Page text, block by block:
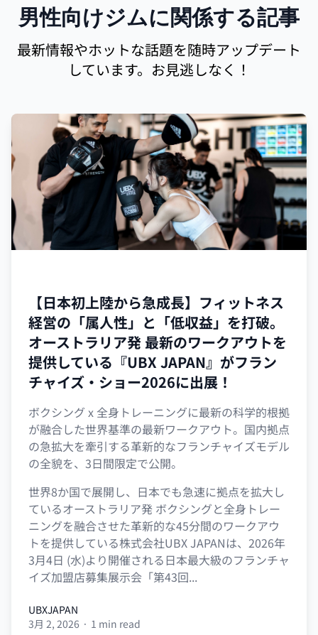
男性向けジムに関係する記事
最新情報やホットな話題を随時アップデート
しています。お見逃しなく！
【日本初上陸から急成長】フィットネス
経営の「属人性」と「低収益」を打破。
オーストラリア発 最新のワークアウトを
提供している『UBX JAPAN』がフラン
チャイズ・ショー2026に出展！
ボクシング x 全身トレーニングに最新の科学的根拠
が融合した世界基準の最新ワークアウト。国内拠点
の急拡大を牽引する革新的なフランチャイズモデル
の全貌を、3日間限定で公開。
世界8か国で展開し、日本でも急速に拠点を拡大し
ているオーストラリア発 ボクシングと全身トレー
ニングを融合させた革新的な45分間のワークアウ
トを提供している株式会社UBX JAPANは、2026年
3月4日 (水)より開催される日本最大級のフランチャ
イズ加盟店募集展示会「第43回...
UBXJAPAN
UBXJAPAN
3月 2, 2026 · 1 min read